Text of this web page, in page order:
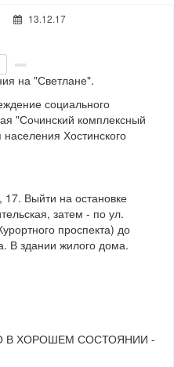
13.12.17
на "Светлане".
социального
"Сочинский комплексный
Хостинского
Выйти на остановке
затем - по ул.
проспекта) до
В здании жилого дома.
В ХОРОШЕМ СОСТОЯНИИ -